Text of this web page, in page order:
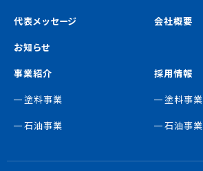
代表メッセージ
会社概要
お知らせ
事業紹介
塗料事業
石油事業
採用情報
塗料事業
石油事業